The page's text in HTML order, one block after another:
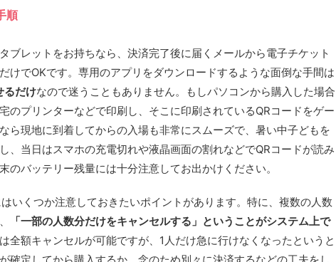
順
ブレットをお持ちなら、決済完了後に届くメールから電子チケット
けでOKです。専用のアプリをダウンロードするような面倒な手間は
るだけなので迷うこともありません。もしパソコンから購入した場合
のプリンターなどで印刷し、そこに印刷されているQRコードをゲー
ら現地に到着してからの入場も非常にスムーズで、暑い中子どもを
、当日はスマホの充電切れや液晶画面の割れなどでQRコードが読み
のバッテリー残量には十分注意してお出かけください。
いくつか注意しておきたいポイントがあります。特に、複数の人数
「一部の人数分だけをキャンセルする」ということがシステム上で
全額キャンセルが可能ですが、1人だけ急に行けなくなったというと